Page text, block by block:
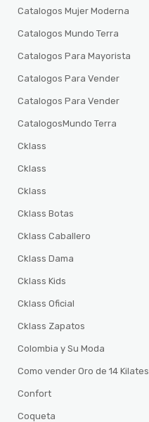
Catalogos Mujer Moderna
Catalogos Mundo Terra
Catalogos Para Mayorista
Catalogos Para Vender
Catalogos Para Vender
CatalogosMundo Terra
Cklass
Cklass
Cklass
Cklass Botas
Cklass Caballero
Cklass Dama
Cklass Kids
Cklass Oficial
Cklass Zapatos
Colombia y Su Moda
Como vender Oro de 14 Kilates
Confort
Coqueta